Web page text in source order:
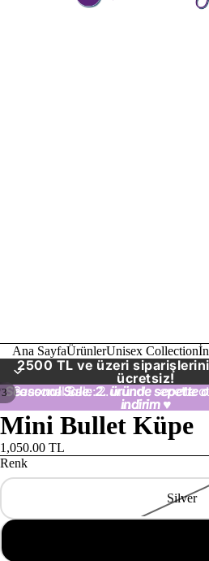
Ana SayfaÜrünlerUnisex Collection
2500 TL ve üzeri
ücretsiz!
Seasonal Sale: 2. üründe sepette
indirim ♥
Seasonal Sale: 2. üründe sepette
indirim ♥
3
Mini Bullet Küpe
1,050.00 TL
Renk
Silver